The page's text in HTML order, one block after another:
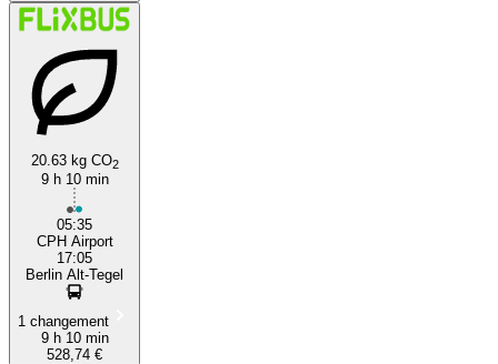
20.63 kg CO2
9 h 10 min
05:35
CPH Airport
17:05
Berlin Alt-Tegel
1 changement
9 h 10 min
528,74 €